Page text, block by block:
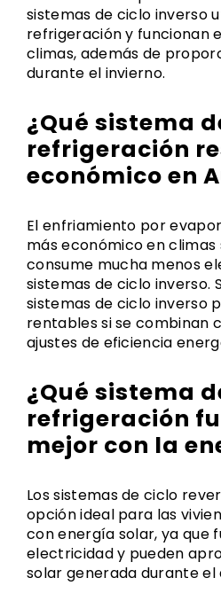
sistemas de ciclo inverso
refrigeración y funcionan
climas, además de
durante el invierno.
¿Qué sistema
refrigeración
económico en
El enfriamiento por
más económico en climas
consume mucha menos
sistemas de ciclo inverso.
sistemas de ciclo inverso
rentables si se combinan
ajustes de eficiencia
¿Qué sistema
refrigeración
mejor con la
Los sistemas de ciclo
opción ideal para las
con energía solar, ya que
electricidad y pueden
solar generada durante el